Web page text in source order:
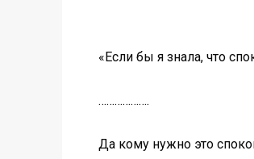
«Если бы я знала, что
……………….
Да кому нужно это